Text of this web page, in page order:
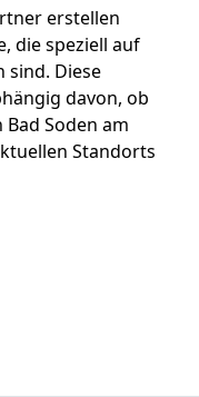
erstellen
die speziell auf
sind. Diese
davon, ob
Soden am
Standorts